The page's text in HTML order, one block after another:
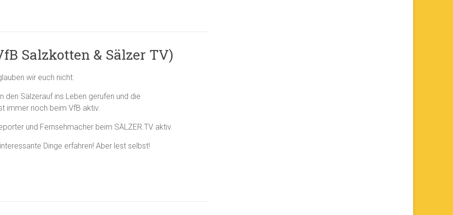
Salzkotten & Sälzer TV)
wir euch nicht:
den Sälzerauf ins Leben gerufen und die
immer noch beim VfB aktiv.
und Fernsehmacher beim SÄLZER.TV aktiv.
Dinge erfahren! Aber lest selbst!